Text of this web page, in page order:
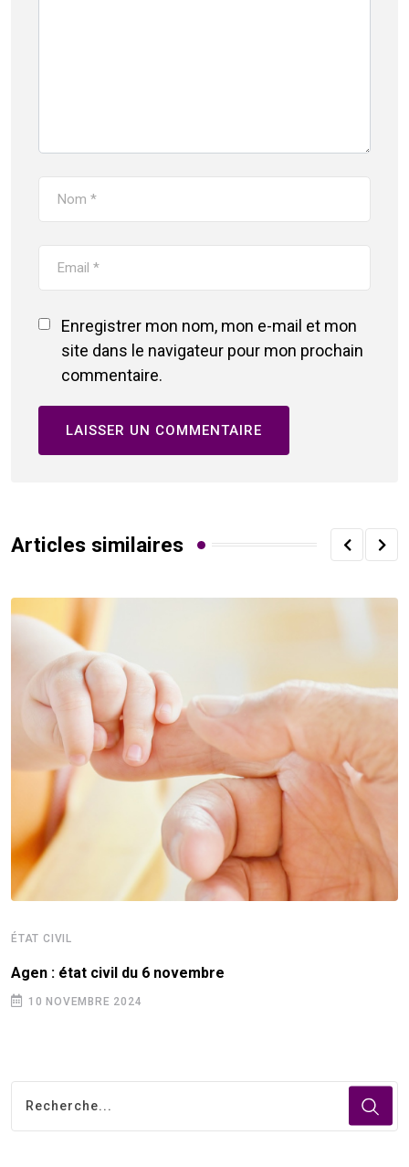
Enregistrer mon nom, mon e-mail et mon
site dans le navigateur pour mon prochain
commentaire.
Articles similaires
ÉTAT CIVIL
Agen : état civil du 6 novembre
10 NOVEMBRE 2024